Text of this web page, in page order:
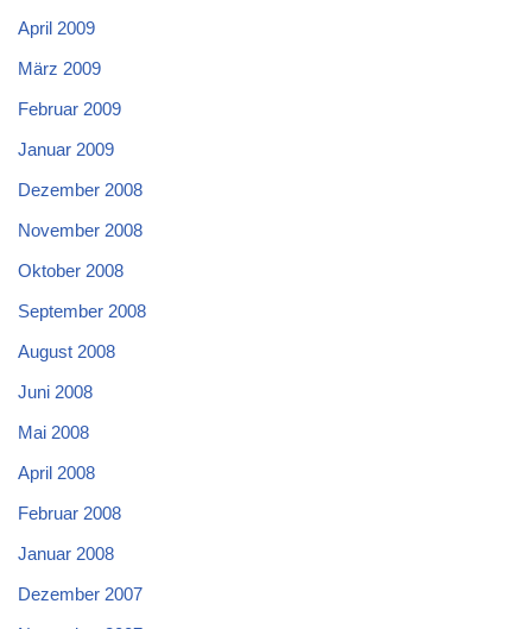
April 2009
März 2009
Februar 2009
Januar 2009
Dezember 2008
November 2008
Oktober 2008
September 2008
August 2008
Juni 2008
Mai 2008
April 2008
Februar 2008
Januar 2008
Dezember 2007